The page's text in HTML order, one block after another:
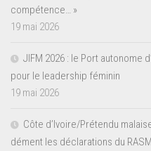
compétence… »
19 mai 2026
JIFM 2026 : le Port autonome
pour le leadership féminin
19 mai 2026
Côte d’Ivoire/Prétendu
dément les déclarations du